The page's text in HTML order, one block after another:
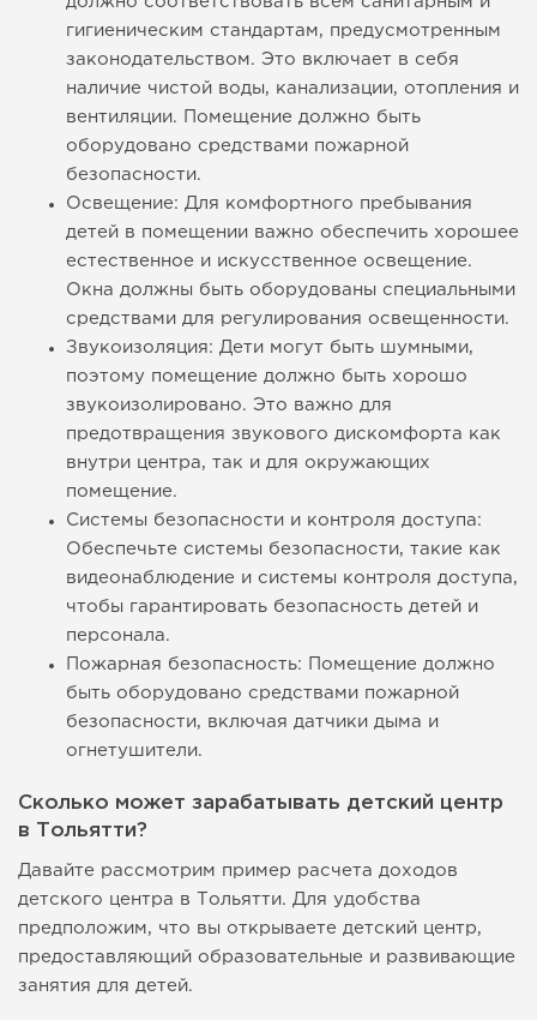
гигиеническим стандартам, предусмотренным
законодательством. Это включает в себя
наличие чистой воды, канализации, отопления и
вентиляции. Помещение должно быть
оборудовано средствами пожарной
безопасности.
Освещение: Для комфортного пребывания
детей в помещении важно обеспечить хорошее
естественное и искусственное освещение.
Окна должны быть оборудованы специальными
средствами для регулирования освещенности.
Звукоизоляция: Дети могут быть шумными,
поэтому помещение должно быть хорошо
звукоизолировано. Это важно для
предотвращения звукового дискомфорта как
внутри центра, так и для окружающих
помещение.
Системы безопасности и контроля доступа:
Обеспечьте системы безопасности, такие как
видеонаблюдение и системы контроля доступа,
чтобы гарантировать безопасность детей и
персонала.
Пожарная безопасность: Помещение должно
быть оборудовано средствами пожарной
безопасности, включая датчики дыма и
огнетушители.
Сколько может зарабатывать детский центр
в Тольятти?
Давайте рассмотрим пример расчета доходов
детского центра в Тольятти. Для удобства
предположим, что вы открываете детский центр,
предоставляющий образовательные и развивающие
занятия для детей.